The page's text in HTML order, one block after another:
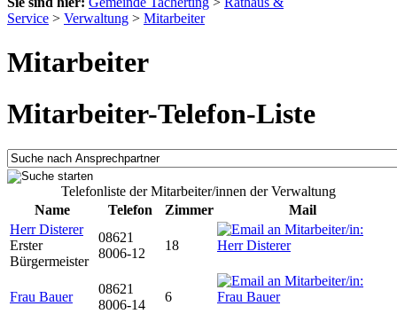
Service > Verwaltung > Mitarbeiter
Mitarbeiter
Mitarbeiter-Telefon-Liste
Telefonliste der Mitarbeiter/innen der Verwaltung
Name
Telefon Zimmer
Mail
Herr Disterer
Erster
Bürgermeister
08621
8006-12
18
Frau Bauer
08621
8006-14
6